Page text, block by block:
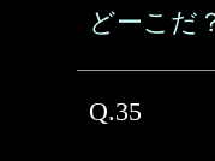
どーこだ
Q.35